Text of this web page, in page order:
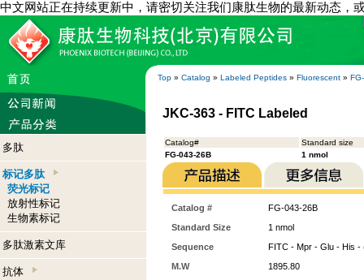
中文网站正在持续更新中，请密切关注我们康肽生物的最新动态，
Top » Catalog » Labeled Peptides » Fluorescent »
多肽
标记多肽
荧光标记
放射性标记
生物素标记
多肽激素文库
抗体
JKC-363 - FITC Labeled
Catalog#
Standard size
FG-043-26B
1 nmol
Catalog #
FG-043-26B
Standard Size
1 nmol
Sequence
FITC - Mpr - Glu - His -
M.W
1895.80